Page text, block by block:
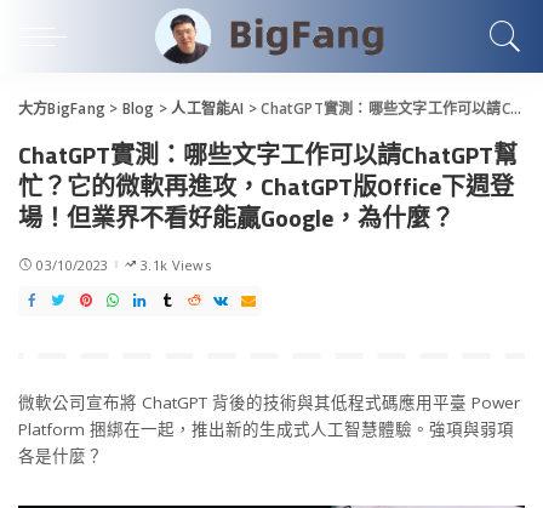
大方BigFang > Blog >人工智能AI >ChatGPT實測：哪些文字工作可以請ChatGPT幫忙？它的微軟再進攻，ChatGPT版Office下週登場！但業界不看好能贏Google，為什麼？
ChatGPT實測：哪些文字工作可以請ChatGPT幫
忙？它的微軟再進攻，ChatGPT版Office下週登
場！但業界不看好能贏Google，為什麼？
03/10/2023 3.1k Views
微軟公司宣布將 ChatGPT 背後的技術與其低程式碼應用平臺 Power
Platform 捆綁在一起，推出新的生成式人工智慧體驗。強項與弱項
各是什麼？